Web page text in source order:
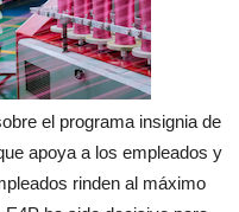
el programa insignia de
apoya a los empleados y
rinden al máximo